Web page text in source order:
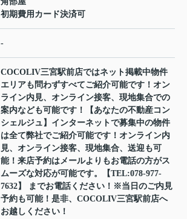
初期費用カード決済可
-
COCOLIV三宮駅前店ではネット掲載中物件
エリアも問わずすべてご紹介可能です！オン
ライン内見、オンライン接客、現地集合での
案内なども可能です！【あなたの不動産コン
シェルジュ】インターネットで募集中の物件
は全て弊社でご紹介可能です！オンライン内
見、オンライン接客、現地集合、送迎も可
能！来店予約はメールよりもお電話の方がス
ムーズな対応が可能です。【TEL:078-977-
7632】 までお電話ください！※当日のご内見
予約も可能！是非、COCOLIV三宮駅前店へ
お越しください！